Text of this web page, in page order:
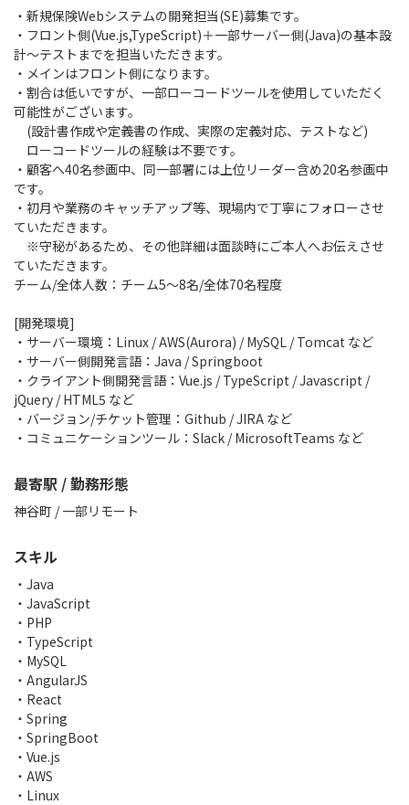
・新規保険Webシステムの開発担当(SE)募集です。
・フロント側(Vue.js,TypeScript)＋一部サーバー側(Java)の基本設
計〜テストまでを担当いただきます。
・メインはフロント側になります。
・割合は低いですが、一部ローコードツールを使用していただく
可能性がございます。
(設計書作成や定義書の作成、実際の定義対応、テストなど)
ローコードツールの経験は不要です。
・顧客へ40名参画中、同一部署には上位リーダー含め20名参画中
です。
・初月や業務のキャッチアップ等、現場内で丁寧にフォローさせ
ていただきます。
※守秘があるため、その他詳細は面談時にご本人へお伝えさせ
ていただきます。
チーム/全体人数：チーム5〜8名/全体70名程度
[開発環境]
・サーバー環境：Linux / AWS(Aurora) / MySQL / Tomcat など
・サーバー側開発言語：Java / Springboot
・クライアント側開発言語：Vue.js / TypeScript / Javascript /
jQuery / HTML5 など
・バージョン/チケット管理：Github / JIRA など
・コミュニケーションツール：Slack / MicrosoftTeams など
最寄駅 / 勤務形態
神谷町 / 一部リモート
スキル
Java
JavaScript
PHP
TypeScript
MySQL
AngularJS
React
Spring
SpringBoot
Vue.js
AWS
Linux